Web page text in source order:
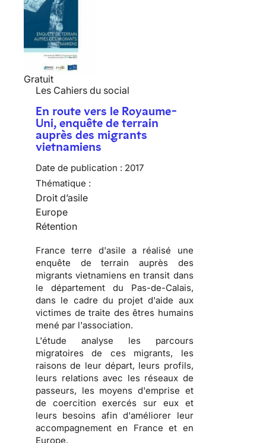
Gratuit
Les Cahiers du social
En route vers le Royaume-
Uni, enquête de terrain
auprès des migrants
vietnamiens
Date de publication : 2017
Thématique :
Droit d’asile
Europe
Rétention
France terre d'asile a réalisé une
enquête de terrain auprès des
migrants vietnamiens en transit dans
le département du Pas-de-Calais,
dans le cadre du projet d'aide aux
victimes de traite des êtres humains
mené par l'association.
L'étude analyse les parcours
migratoires de ces migrants, les
raisons de leur départ, leurs profils,
leurs relations avec les réseaux de
passeurs, les moyens d'emprise et
de coercition exercés sur eux et
leurs besoins afin d'améliorer leur
accompagnement en France et en
Europe.